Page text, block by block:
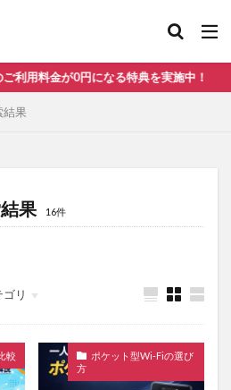
金が0円になる特典を実施中！
結果
果 16件
リ
較
ポケット型Wi-Fiの選び
方
ソフトバンク
ル
検索